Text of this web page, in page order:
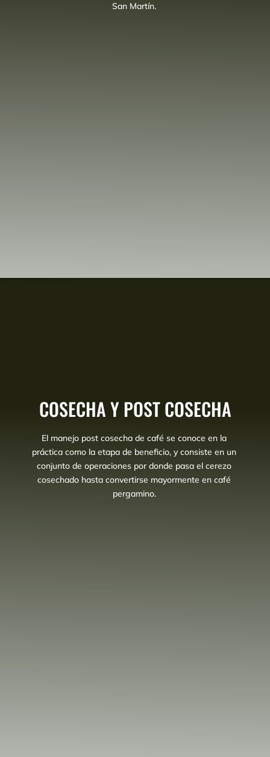
San Martín.
COSECHA Y POST COSECHA
El manejo post cosecha de café se conoce en la
práctica como la etapa de beneficio, y consiste en un
conjunto de operaciones por donde pasa el cerezo
cosechado hasta convertirse mayormente en café
pergamino.